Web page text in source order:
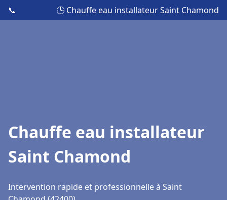
📞 🕒 Chauffe eau installateur Saint Chamond
Chauffe eau installateur
Saint Chamond
Intervention rapide et professionnelle à Saint